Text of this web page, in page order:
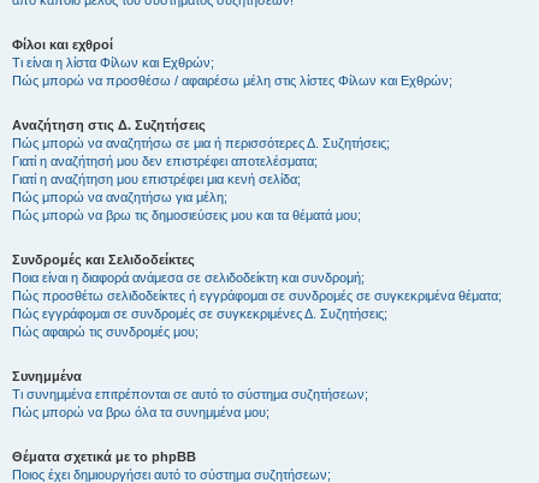
Φίλοι και εχθροί
Τι είναι η λίστα Φίλων και Εχθρών;
Πώς μπορώ να προσθέσω / αφαιρέσω μέλη στις λίστες Φίλων και Εχθρών;
Αναζήτηση στις Δ. Συζητήσεις
Πώς μπορώ να αναζητήσω σε μια ή περισσότερες Δ. Συζητήσεις;
Γιατί η αναζήτησή μου δεν επιστρέφει αποτελέσματα;
Γιατί η αναζήτηση μου επιστρέφει μια κενή σελίδα;
Πώς μπορώ να αναζητήσω για μέλη;
Πώς μπορώ να βρω τις δημοσιεύσεις μου και τα θέματά μου;
Συνδρομές και Σελιδοδείκτες
Ποια είναι η διαφορά ανάμεσα σε σελιδοδείκτη και συνδρομή;
Πώς προσθέτω σελιδοδείκτες ή εγγράφομαι σε συνδρομές σε συγκεκριμένα θέματα;
Πώς εγγράφομαι σε συνδρομές σε συγκεκριμένες Δ. Συζητήσεις;
Πώς αφαιρώ τις συνδρομές μου;
Συνημμένα
Τι συνημμένα επιτρέπονται σε αυτό το σύστημα συζητήσεων;
Πώς μπορώ να βρω όλα τα συνημμένα μου;
Θέματα σχετικά με το phpBB
Ποιος έχει δημιουργήσει αυτό το σύστημα συζητήσεων;